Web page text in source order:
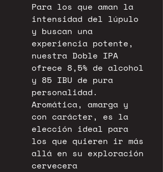
Para los que aman la
intensidad del lúpulo
y buscan una
experiencia potente,
nuestra Doble IPA
ofrece 8,5% de alcohol
y 85 IBU de pura
personalidad.
Aromática, amarga y
con carácter, es la
elección ideal para
los que quieren ir más
allá en su exploración
cervecera